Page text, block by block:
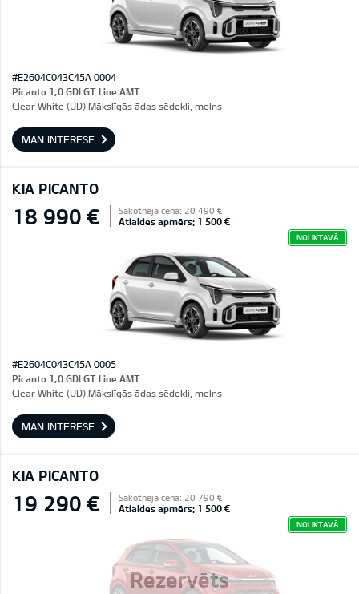
#E2604C043C45A 0004
Picanto 1,0 GDI GT Line AMT
Clear White (UD),Mākslīgās ādas sēdekļi, melns
MAN INTERESĒ
KIA PICANTO
18 990 € Sākotnējā cena: 20 490 €
Atlaides apmērs: 1 500 €
NOLIKTAVĀ
#E2604C043C45A 0005
Picanto 1,0 GDI GT Line AMT
Clear White (UD),Mākslīgās ādas sēdekļi, melns
MAN INTERESĒ
KIA PICANTO
Rezervēts
19 290 € Sākotnējā cena: 20 790 €
Atlaides apmērs: 1 500 €
NOLIKTAVĀ